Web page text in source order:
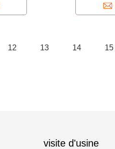
12 13 14 15
visite d'usine